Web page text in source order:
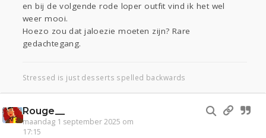
en bij de volgende rode loper outfit vind ik het wel
weer mooi.
Hoezo zou dat jaloezie moeten zijn? Rare
gedachtegang.
Stressed is just desserts spelled backwards
Rouge__
maandag 1 september 2025 om
17:15